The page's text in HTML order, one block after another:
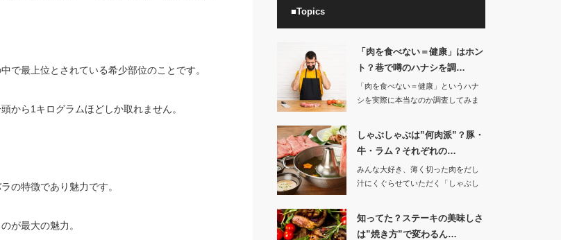
で最上位とされている希少部位のことです。
から1キログラムほどしか取れません。
の特徴であり魅力です。
が最大の魅力。
■Topics
「肉を食べない＝健康」はホン
ト？巷で噂のハナシを調…
「肉を食べない＝健康」というハナ
シを実際に本当なのか調査してみま
しゃぶしゃぶは”何肉派”？豚・
牛・ラム？それぞれの…
みんな大好き、薄く切った肉をだし
汁にくぐらせていただく「しゃぶし
知ってた？ステーキの美味しさ
は”焼き方”で変わるん…